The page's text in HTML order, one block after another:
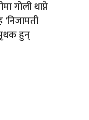
गोली थाप्ने
'निजामती
हुन्